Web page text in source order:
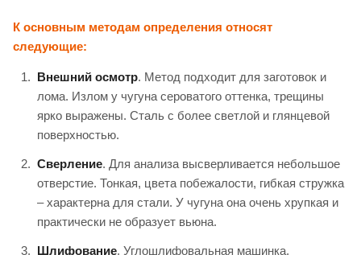
К основным методам определения относят
следующие:
Внешний осмотр. Метод подходит для заготовок и
лома. Излом у чугуна сероватого оттенка, трещины
ярко выражены. Сталь с более светлой и глянцевой
поверхностью.
Сверление. Для анализа высверливается небольшое
отверстие. Тонкая, цвета побежалости, гибкая стружка
– характерна для стали. У чугуна она очень хрупкая и
практически не образует вьюна.
Шлифование. Углошлифовальная машинка,